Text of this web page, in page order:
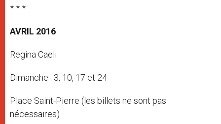
* * *
AVRIL 2016
Regina Caeli
Dimanche : 3, 10, 17 et 24
Place Saint-Pierre (les billets ne sont pas
nécessaires)